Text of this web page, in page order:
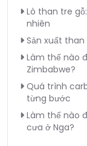
Lò than tre
nhiên
Sản xuất
Làm thế nào
Zimbabwe?
Quá trình
từng bước
Làm thế nào
cưa ở Nga?